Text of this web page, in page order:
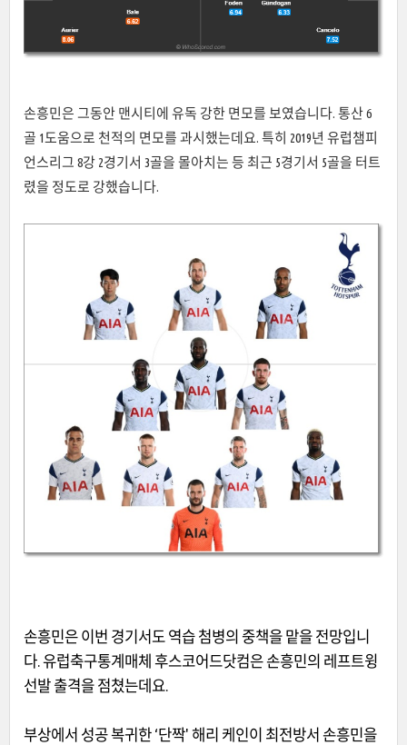
손흥민은 그동안 맨시티에 유독 강한 면모를 보였습니다. 통산 6
골 1도움으로 천적의 면모를 과시했는데요. 특히 2019년 유럽챔피
언스리그 8강 2경기서 3골을 몰아치는 등 최근 5경기서 5골을 터트
렸을 정도로 강했습니다.
손흥민은 이번 경기서도 역습 첨병의 중책을 맡을 전망입니
다. 유럽축구통계매체 후스코어드닷컴은 손흥민의 레프트윙
선발 출격을 점쳤는데요.
부상에서 성공 복귀한 ‘단짝' 해리 케인이 최전방서 손흥민을